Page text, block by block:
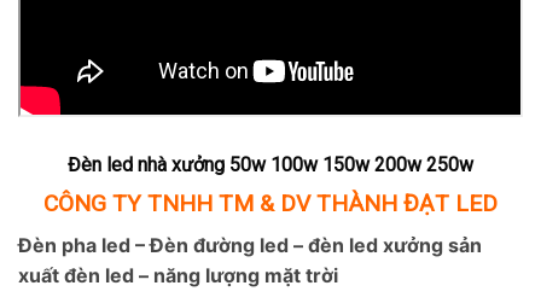
Đèn led nhà xưởng 50w 100w 150w 200w 250w
CÔNG TY TNHH TM & DV THÀNH ĐẠT LED
Đèn pha led – Đèn đường led – đèn led xưởng sản
xuất đèn led – năng lượng mặt trời